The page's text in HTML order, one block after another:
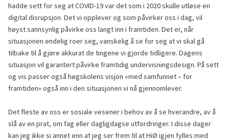
hadde sett for seg at COVID-19 var det som i 2020 skulle utløse en
digital disrupsjon. Det vi opplever og som påvirker oss i dag, vil
høyst sannsynlig påvirke oss langt inn i framtiden. Det er, når
situasjonen endelig roer seg, vanskelig å se for seg at vi skal gå
tilbake til å gjøre akkurat de tingene vi gjorde tidligere. Dagens
situasjon vil garantert påvirke framtidig undervisningsdesign. På sett
og vis passer også høgskolens visjon «med samfunnet – for
framtiden» også inn i den situasjonen vi nå gjennomlever.
Det fleste av oss er sosiale vesener i behov av å se hverandre, av å
slå av en prat, om fag eller dagligdagse utfordringer. I disse dager
kan jeg ikke si annet enn at jeg ser frem til at HiØ igjen fylles med